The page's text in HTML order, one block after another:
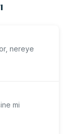
nereye
mi